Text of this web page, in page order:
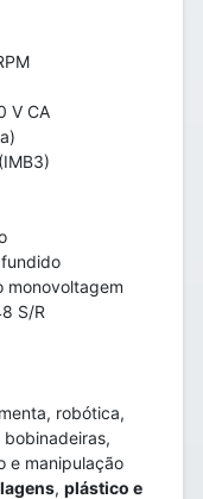
V CA
monovoltagem
S/R
robótica,
e manipulação
, plástico e